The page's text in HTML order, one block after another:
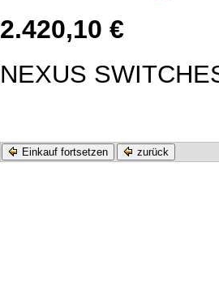
2.420,10 €
NEXUS
Einkauf fortsetzen zurück